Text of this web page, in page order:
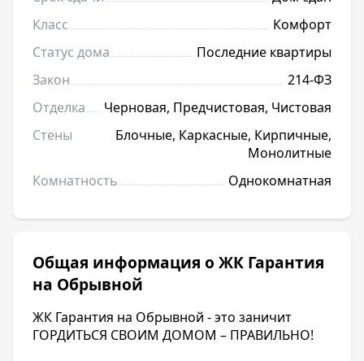
Класс
Комфорт
Статус дома
Последние квартиры
Закон
214-ФЗ
Отделка
Черновая, Предчистовая, Чистовая
Стены
Блочные, Каркасные, Кирпичные,
Монолитные
Комнатность
Однокомнатная
Общая информация о ЖК Гарантия
на Обрывной
ЖК Гарантия на Обрывной - это заничит
ГОРДИТЬСЯ СВОИМ ДОМОМ – ПРАВИЛЬНО!